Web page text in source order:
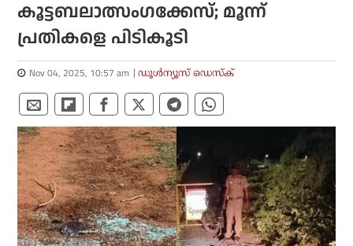
കൂട്ടബലാത്സംഗക്കേസ്; മൂന്ന്
പ്രതികളെ പിടികൂടി
Nov 04, 2025, 10:57 am ഡൂള്‍ന്യൂസ് ഡെസ്‌ക്